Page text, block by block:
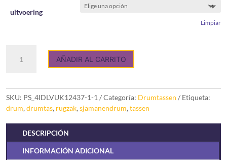
uitvoering
Limpiar
voor
cantidad
AÑADIR AL CARRITO
SKU: PS_4IDLVUK12437-1-1 Categoría: Drumtassen
Etiqueta:
drum, drumtas, rugzak, sjamanendrum, tassen
DESCRIPCIÓN
INFORMACIÓN ADICIONAL